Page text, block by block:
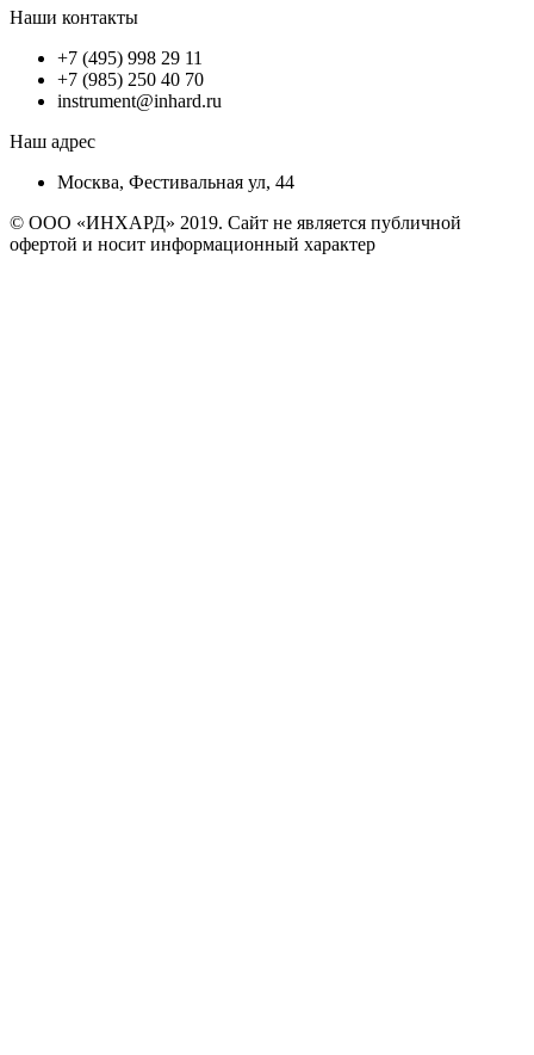
Наши контакты
+7 (495) 998 29 11
+7 (985) 250 40 70
instrument@inhard.ru
Наш адрес
Москва, Фестивальная ул, 44
© ООО «ИНХАРД» 2019. Сайт не является публичной
офертой и носит информационный характер